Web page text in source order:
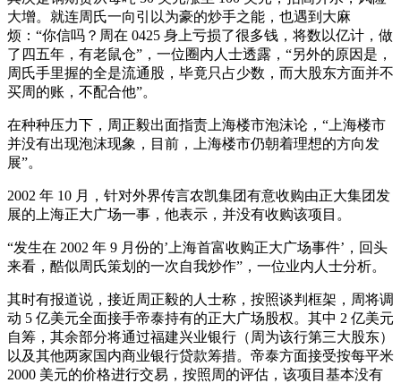
大增。就连周氏一向引以为豪的炒手之能，也遇到大麻
烦：“你信吗？周在 0425 身上亏损了很多钱，将数以亿计，做
了四五年，有老鼠仓”，一位圈内人士透露，“另外的原因是，
周氏手里握的全是流通股，毕竟只占少数，而大股东方面并不
买周的账，不配合他”。
在种种压力下，周正毅出面指责上海楼市泡沫论，“上海楼市
并没有出现泡沫现象，目前，上海楼市仍朝着理想的方向发
展”。
2002 年 10 月，针对外界传言农凯集团有意收购由正大集团发
展的上海正大广场一事，他表示，并没有收购该项目。
“发生在 2002 年 9 月份的’上海首富收购正大广场事件’，回头
来看，酷似周氏策划的一次自我炒作”，一位业内人士分析。
其时有报道说，接近周正毅的人士称，按照谈判框架，周将调
动 5 亿美元全面接手帝泰持有的正大广场股权。其中 2 亿美元
自筹，其余部分将通过福建兴业银行（周为该行第三大股东）
以及其他两家国内商业银行贷款筹措。帝泰方面接受按每平米
2000 美元的价格进行交易，按照周的评估，该项目基本没有